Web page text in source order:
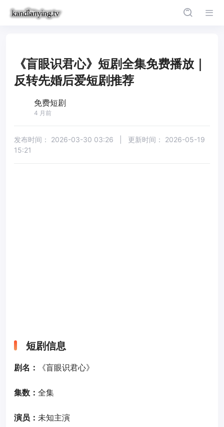
《盲眼识君心》短剧全集免费播放｜
反转先婚后爱短剧推荐
免费短剧
4 月前
发布时间： 2026-03-30 03:26 更新时间： 2026-05-19
15:21
短剧信息
剧名： 《盲眼识君心》
集数： 全集
演员： 未知主演